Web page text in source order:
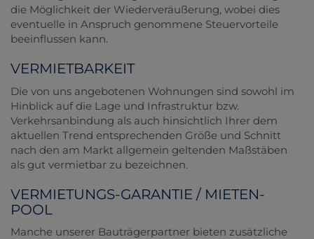
die Möglichkeit der Wiederveräußerung, wobei dies
eventuelle in Anspruch genommene Steuervorteile
beeinflussen kann.
VERMIETBARKEIT
Die von uns angebotenen Wohnungen sind sowohl im
Hinblick auf die Lage und Infrastruktur bzw.
Verkehrsanbindung als auch hinsichtlich Ihrer dem
aktuellen Trend entsprechenden Größe und Schnitt
nach den am Markt allgemein geltenden Maßstäben
als gut vermietbar zu bezeichnen.
VERMIETUNGS-GARANTIE / MIETEN-
POOL
Manche unserer Bauträgerpartner bieten zusätzliche